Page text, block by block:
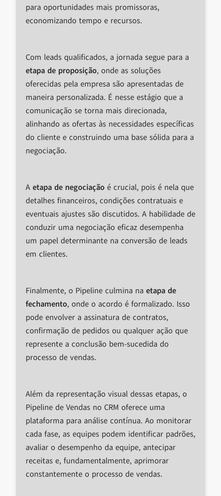
para oportunidades mais promissoras,
economizando tempo e recursos.
Com leads qualificados, a jornada segue para a
etapa de proposição, onde as soluções
oferecidas pela empresa são apresentadas de
maneira personalizada. É nesse estágio que a
comunicação se torna mais direcionada,
alinhando as ofertas às necessidades específicas
do cliente e construindo uma base sólida para a
negociação.
A etapa de negociação é crucial, pois é nela que
detalhes financeiros, condições contratuais e
eventuais ajustes são discutidos. A habilidade de
conduzir uma negociação eficaz desempenha
um papel determinante na conversão de leads
em clientes.
Finalmente, o Pipeline culmina na etapa de
fechamento, onde o acordo é formalizado. Isso
pode envolver a assinatura de contratos,
confirmação de pedidos ou qualquer ação que
represente a conclusão bem-sucedida do
processo de vendas.
Além da representação visual dessas etapas, o
Pipeline de Vendas no CRM oferece uma
plataforma para análise contínua. Ao monitorar
cada fase, as equipes podem identificar padrões,
avaliar o desempenho da equipe, antecipar
receitas e, fundamentalmente, aprimorar
constantemente o processo de vendas.